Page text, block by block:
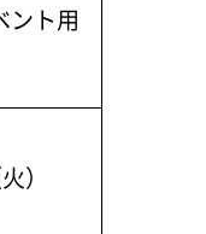
ント用
）